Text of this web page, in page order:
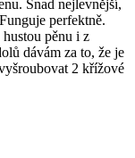
Snad nejlevnější,
perfektně.
pěnu i z
dávám za to, že je
2 křížové